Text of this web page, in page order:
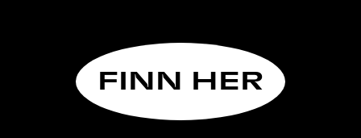
FINN HER